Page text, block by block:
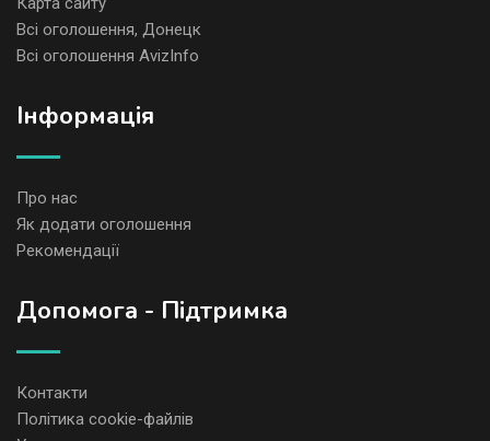
Всі оголошення, Донецк
Всі оголошення AvizInfo
Iнформація
Про нас
Як додати оголошення
Рекомендації
Допомога - Підтримка
Контакти
Політика cookie-файлів